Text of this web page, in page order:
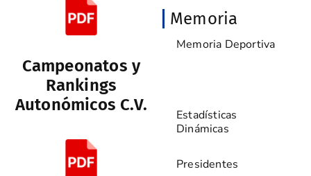
Campeonatos y
Rankings
Autonómicos C.V.
Memoria
Memoria Deportiva
Estadísticas
Dinámicas
Presidentes